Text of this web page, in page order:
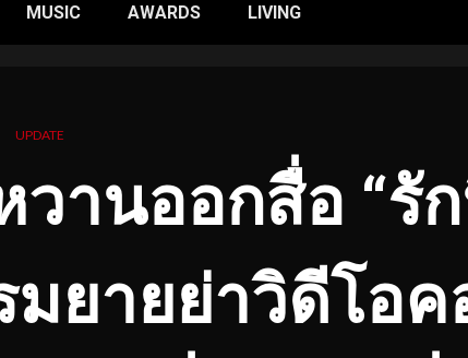
MUSIC AWARDS LIVING
UPDATE
านออกสื่อ “รั
มยายย่าวิดีโอค